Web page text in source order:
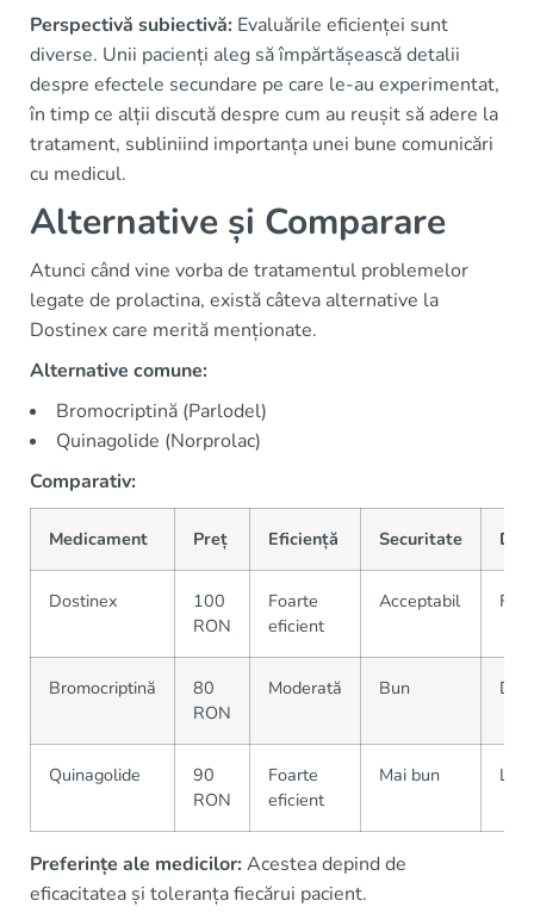
Perspectivă subiectivă: Evaluările eficienței sunt
diverse. Unii pacienți aleg să împărtășească detalii
despre efectele secundare pe care le-au experimentat,
în timp ce alții discută despre cum au reușit să adere la
tratament, subliniind importanța unei bune comunicări
cu medicul.
Alternative și Comparare
Atunci când vine vorba de tratamentul problemelor
legate de prolactina, există câteva alternative la
Dostinex care merită menționate.
Alternative comune:
Bromocriptină (Parlodel)
Quinagolide (Norprolac)
Comparativ:
Medicament Preț Eficiență Securitate
Dostinex
100
RON
Foarte
eficient
Acceptabil
Bromocriptină
80
RON
Moderată Bun
Quinagolide
90
RON
Foarte
eficient
Mai bun
Preferințe ale medicilor:Acestea depind de
eficacitatea și toleranța fiecărui pacient.